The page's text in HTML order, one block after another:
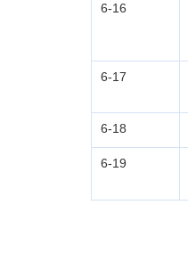
6-16
6-17
6-18
6-19